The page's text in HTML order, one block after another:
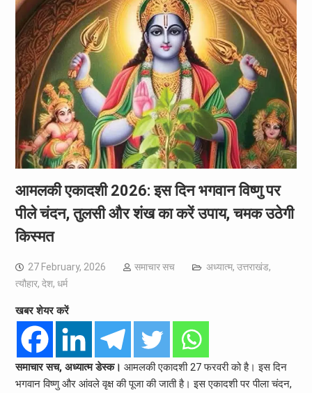
आमलकी एकादशी 2026: इस दिन भगवान विष्णु पर
पीले चंदन, तुलसी और शंख का करें उपाय, चमक उठेगी
किस्मत
27 February, 2026 समाचार सच अध्यात्म, उत्तराखंड,
त्यौहार, देश, धर्म
खबर शेयर करें
समाचार सच, अध्यात्म डेस्क। आमलकी एकादशी 27 फरवरी को है। इस दिन
भगवान विष्णु और आंवले वृक्ष की पूजा की जाती है। इस एकादशी पर पीला चंदन,